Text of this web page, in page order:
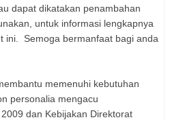
dapat dikatakan penambahan
untuk informasi lengkapnya
ini. Semoga bermanfaat bagi anda
memenuhi kebutuhan
personalia mengacu
dan Kebijakan Direktorat